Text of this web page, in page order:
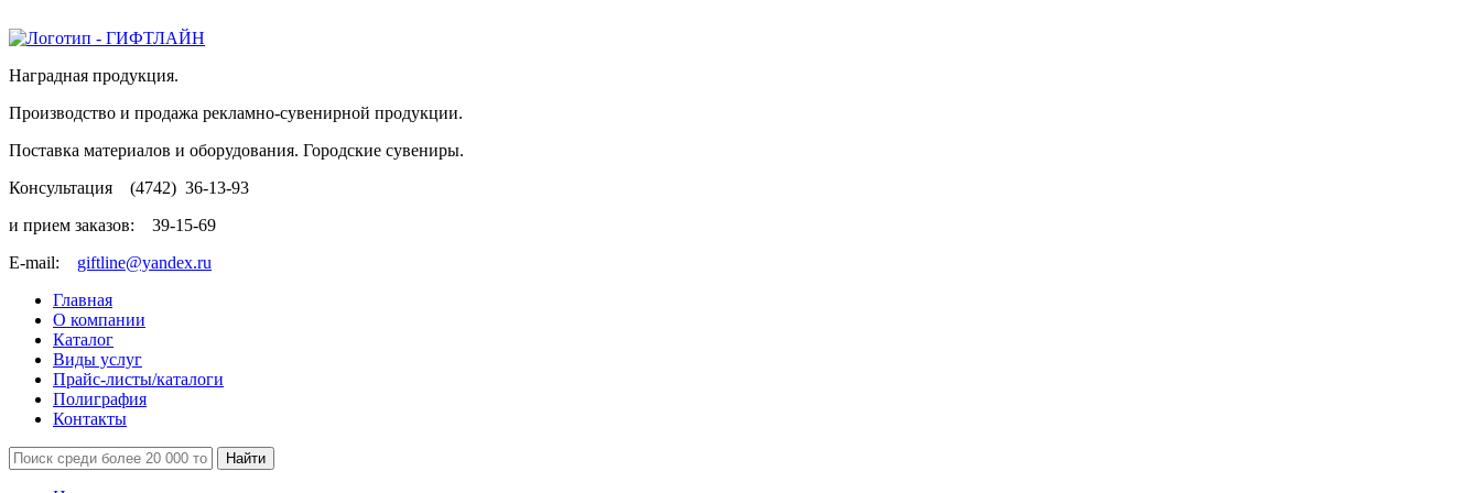
Наградная продукция.
Производство и продажа рекламно-сувенирной продукции.
Поставка материалов и оборудования. Городские сувениры.
Консультация (4742) 36-13-93
и прием заказов: 39-15-69
E-mail: giftline@yandex.ru
Главная
О компании
Каталог
Виды услуг
Прайс-листы/каталоги
Полиграфия
Контакты